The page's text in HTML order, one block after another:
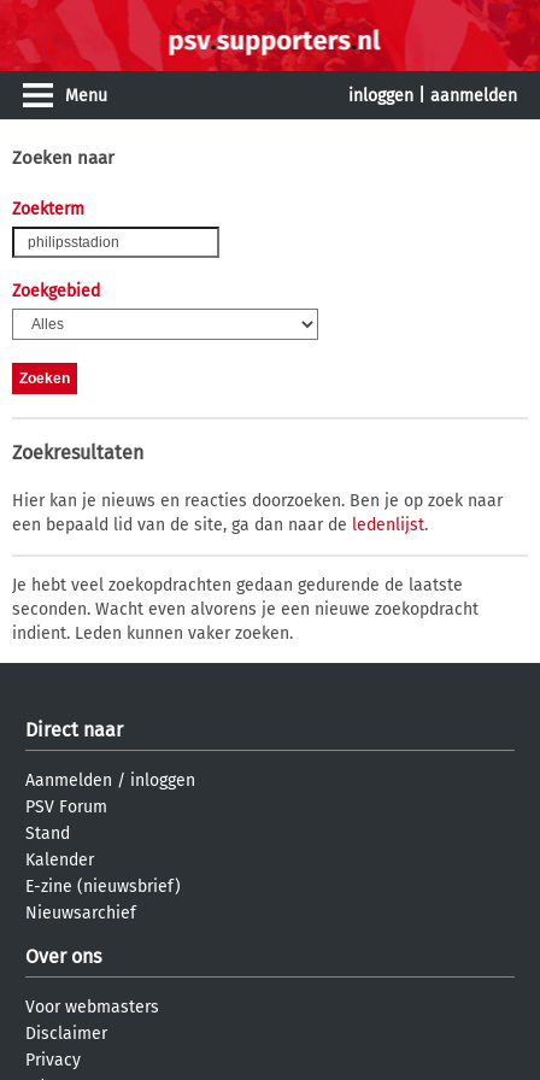
Menu inloggen aanmelden
Zoeken naar
Zoekterm
Zoekgebied
Zoekresultaten
Hier kan je nieuws en reacties doorzoeken. Ben je op zoek naar
een bepaald lid van de site, ga dan naar de ledenlijst.
Je hebt veel zoekopdrachten gedaan gedurende de laatste
seconden. Wacht even alvorens je een nieuwe zoekopdracht
indient. Leden kunnen vaker zoeken.
Direct naar
Aanmelden / inloggen
PSV Forum
Stand
Kalender
E-zine (nieuwsbrief)
Nieuwsarchief
Over ons
Voor webmasters
Disclaimer
Privacy